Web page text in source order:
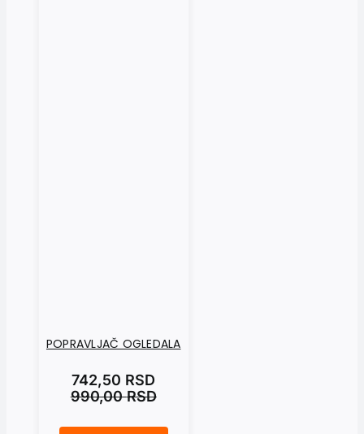
POPRAVLJAČ OGLEDALA
990,00RSD
742,50 RSD